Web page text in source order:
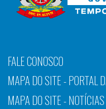
FALE CONOSCO
MAPA DO SITE - PORTAL
MAPA DO SITE -